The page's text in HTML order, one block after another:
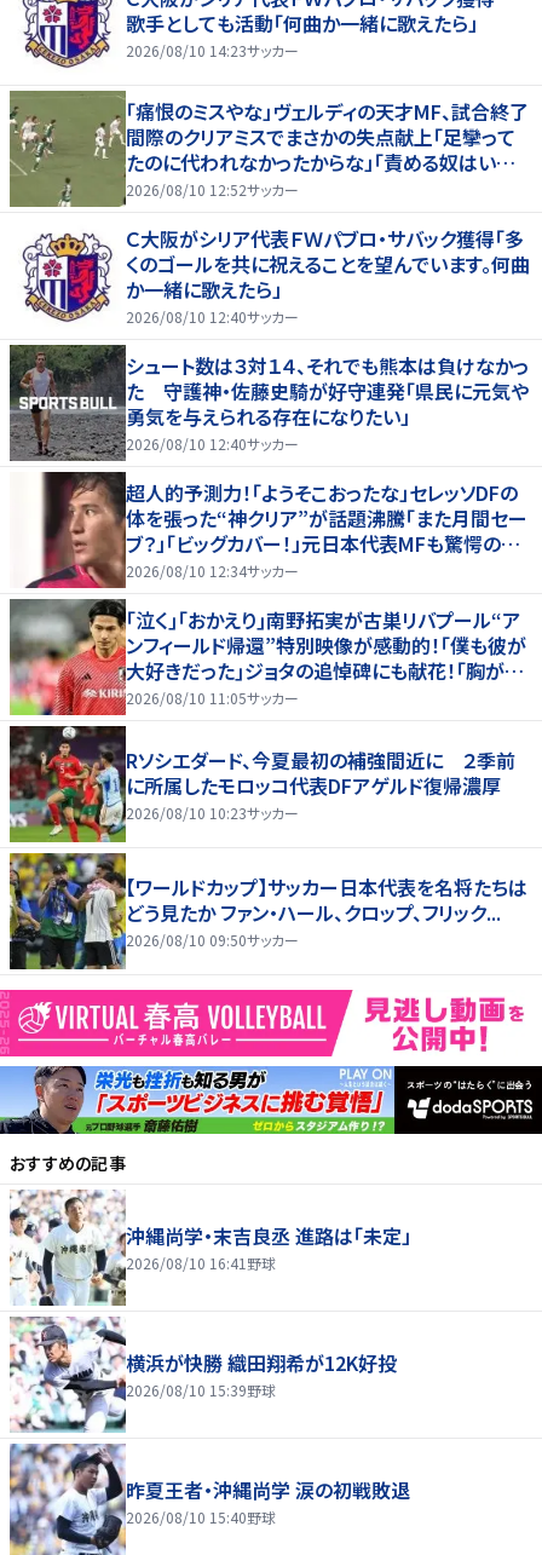
歌手としても活動「何曲か一緒に歌えたら」
2026/08/10 14:23サッカー
「痛恨のミスやな」ヴェルディの天才MF、試合終了
間際のクリアミスでまさかの失点献上「足攣って
たのに代われなかったからな」「責める奴はいね
ーだろ」ファンからは擁護の声
2026/08/10 12:52サッカー
Ｃ大阪がシリア代表ＦＷパブロ・サバック獲得「多
くのゴールを共に祝えることを望んでいます。何曲
か一緒に歌えたら」
2026/08/10 12:40サッカー
シュート数は３対１４、それでも熊本は負けなかっ
た 守護神・佐藤史騎が好守連発「県民に元気や
勇気を与えられる存在になりたい」
2026/08/10 12:40サッカー
超人的予測力！「ようそこおったな」セレッソDFの
体を張った“神クリア”が話題沸騰「また月間セー
ブ？」「ビッグカバー！」元日本代表MFも驚愕の超
スーパーブロック
2026/08/10 12:34サッカー
｢泣く｣｢おかえり｣南野拓実が古巣リバプール“ア
ンフィールド帰還”特別映像が感動的！｢僕も彼が
大好きだった｣ジョタの追悼碑にも献花！｢胸が熱
くなります…｣
2026/08/10 11:05サッカー
Rソシエダード、今夏最初の補強間近に ２季前
に所属したモロッコ代表DFアゲルド復帰濃厚
2026/08/10 10:23サッカー
【ワールドカップ】サッカー日本代表を名将たちは
どう見たか ファン・ハール、クロップ、フリック...
2026/08/10 09:50サッカー
おすすめの記事
沖縄尚学・末吉良丞 進路は「未定」
2026/08/10 16:41 野球
横浜が快勝 織田翔希が12K好投
2026/08/10 15:39野球
昨夏王者・沖縄尚学 涙の初戦敗退
2026/08/10 15:40野球